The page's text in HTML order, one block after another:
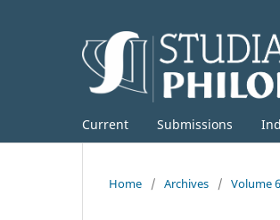
Current Submissions
Home / Archives / Volume